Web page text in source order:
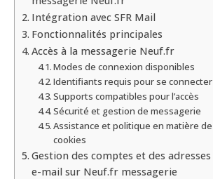
Intégration avec SFR Mail
Fonctionnalités principales
Accès à la messagerie Neuf.fr
Modes de connexion disponibles
Identifiants requis pour se connecter
Supports compatibles pour l’accès
Sécurité et gestion de messagerie
Assistance et politique en matière de
cookies
Gestion des comptes et des adresses
e-mail sur Neuf.fr messagerie